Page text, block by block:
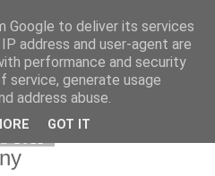
Google to deliver its services
address and user-agent are
performance and security
service, generate usage
address abuse.
GOT IT